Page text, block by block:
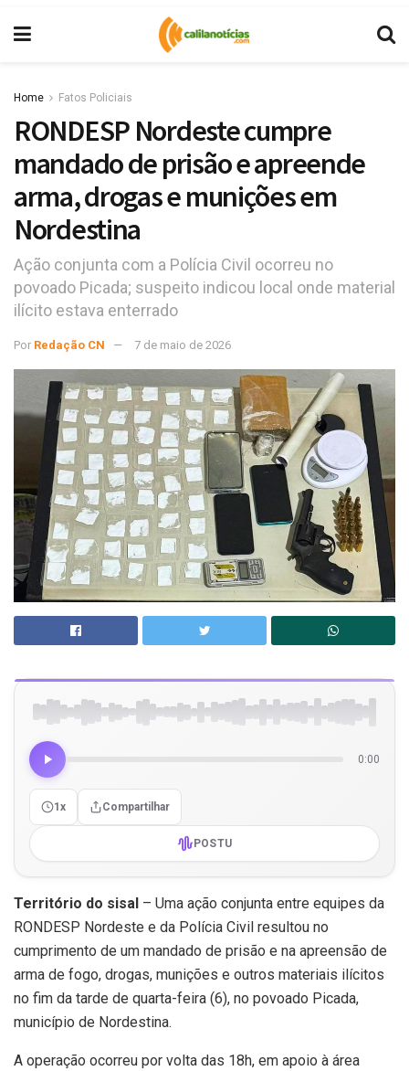
Home Fatos Policiais
RONDESP Nordeste cumpre
mandado de prisão e apreende
arma, drogas e munições em
Nordestina
Ação conjunta com a Polícia Civil ocorreu no
povoado Picada; suspeito indicou local onde material
ilícito estava enterrado
Por Redação CN 7 de maio de 2026
0:00
1x Compartilhar
POSTU
Território do sisal – Uma ação conjunta entre equipes da
RONDESP Nordeste e da Polícia Civil resultou no
cumprimento de um mandado de prisão e na apreensão de
arma de fogo, drogas, munições e outros materiais ilícitos
no fim da tarde de quarta-feira (6), no povoado Picada,
município de Nordestina.
A operação ocorreu por volta das 18h, em apoio à área